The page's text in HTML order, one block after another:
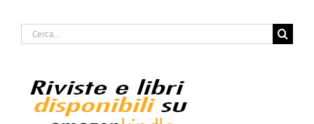
Cerca